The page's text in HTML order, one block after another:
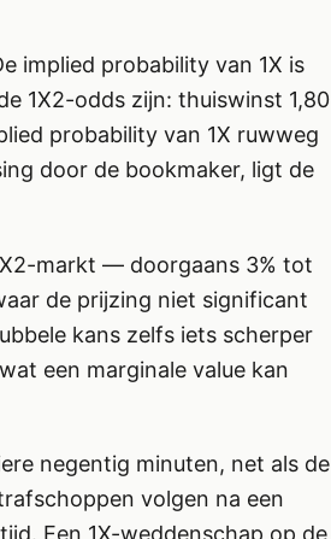
implied probability van 1X is
1X2-odds zijn: thuiswinst 1,80
probability van 1X ruwweg
door de bookmaker, ligt de
markt — doorgaans 3% tot
de prijzing niet significant
kans zelfs iets scherper
een marginale value kan
negentig minuten, net als de
volgen na een
Een 1X-weddenschap op de